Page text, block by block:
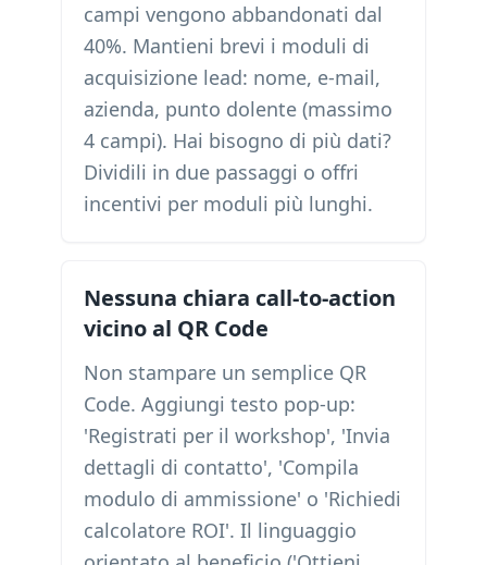
campi vengono abbandonati dal
40%. Mantieni brevi i moduli di
acquisizione lead: nome, e-mail,
azienda, punto dolente (massimo
4 campi). Hai bisogno di più dati?
Dividili in due passaggi o offri
incentivi per moduli più lunghi.
Nessuna chiara call-to-action
vicino al QR Code
Non stampare un semplice QR
Code. Aggiungi testo pop-up:
'Registrati per il workshop', 'Invia
dettagli di contatto', 'Compila
modulo di ammissione' o 'Richiedi
calcolatore ROI'. Il linguaggio